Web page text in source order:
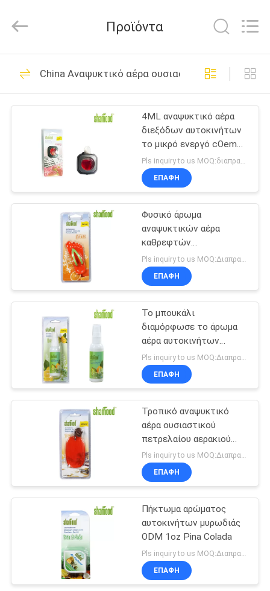
ΣΠΊΤΙ
ΠΡΟΪΌΝΤΑ
ΠΕΡΊΠΟΥ
ΕΜΕΊΣ
ΓΎΡΟΣ
ΕΡΓΟΣΤΑΣΊΩΝ
ΠΟΙΟΤΙΚΌΣ
ΈΛΕΓΧΟΣ
ΕΛΆΤΕ
ΕΠΑΦΉ
ΜΕ
ΕΙΔΉΣΕΙΣ
ΖΗΤΉΣΤΕ
ΈΝΑ
ΑΠΌΣΠΑΣΜΑ
SITEMAP
Products
Rights
υγρό αναψυκτικό
αέρα αυτοκινήτων
68
Αναψυκτικό αέρα
πηκτωμάτων
47
Αναψυκτικό αέρα
μεμβρανών
48
Αναψυκτικό αέρα
διεξόδων
36
82
Προϊόντα
China Αναψυκτικό αέρα ουσιαστικού πετρελαίου
4ML αναψυκτικό αέρα
διεξόδων αυτοκινήτων
το μικρό ενεργό cOem
μεγέθους απαίτησης &
το ODM/που
προσαρμόζονται με
Pls inquiry to us MOQ:διαπραγμάτευση
ΕΠΑΦΉ
Φυσικό άρωμα
αναψυκτικών αέρα
καθρεφτών
αυτοκινήτων ODM
ουσιαστικού πετρελαίου
ΕΠΑΦΉ
Το μπουκάλι
διαμόρφωσε το άρωμα
αέρα αυτοκινήτων
ασβέστη MSDS
ουσιαστικού πετρελαίου
ΕΠΑΦΉ
Τροπικό αναψυκτικό
αέρα ουσιαστικού
πετρελαίου αερακιού
ODM 0.6oz
Pls inquiry to us MOQ:Διαπραγμάτευση
ΕΠΑΦΉ
Πήκτωμα αρώματος
αυτοκινήτων μυρωδιάς
ODM 1oz Pina Colada
Pls inquiry to us MOQ:Διαπραγμάτευση
ΕΠΑΦΉ